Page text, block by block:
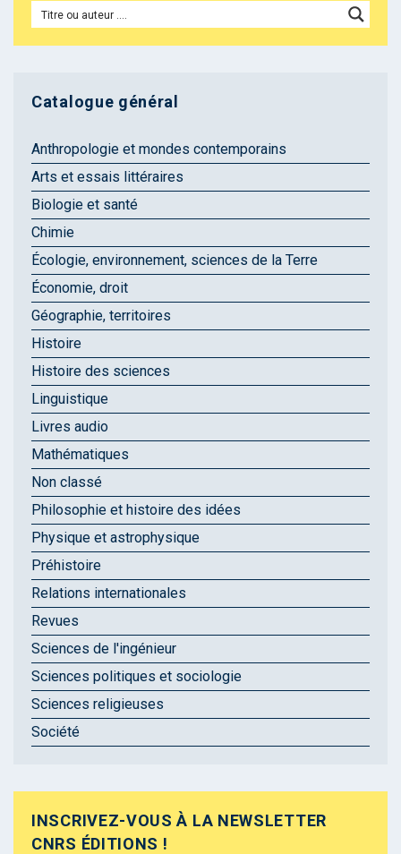
Catalogue général
Anthropologie et mondes contemporains
Arts et essais littéraires
Biologie et santé
Chimie
Écologie, environnement, sciences de la Terre
Économie, droit
Géographie, territoires
Histoire
Histoire des sciences
Linguistique
Livres audio
Mathématiques
Non classé
Philosophie et histoire des idées
Physique et astrophysique
Préhistoire
Relations internationales
Revues
Sciences de l'ingénieur
Sciences politiques et sociologie
Sciences religieuses
Société
INSCRIVEZ-VOUS À LA NEWSLETTER
CNRS ÉDITIONS !